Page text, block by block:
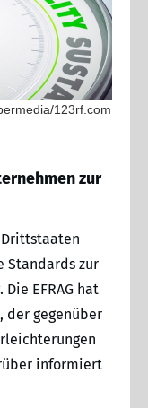
123rf.com
zur
Standards zur
EFRAG hat
der gegenüber
informiert